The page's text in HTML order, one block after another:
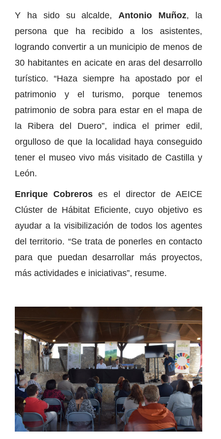
Y ha sido su alcalde, Antonio Muñoz, la
persona que ha recibido a los asistentes,
logrando convertir a un municipio de menos de
30 habitantes en acicate en aras del desarrollo
turístico. “Haza siempre ha apostado por el
patrimonio y el turismo, porque tenemos
patrimonio de sobra para estar en el mapa de
la Ribera del Duero”, indica el primer edil,
orgulloso de que la localidad haya conseguido
tener el museo vivo más visitado de Castilla y
León.
Enrique Cobreros es el director de AEICE
Clúster de Hábitat Eficiente, cuyo objetivo es
ayudar a la visibilización de todos los agentes
del territorio. “Se trata de ponerles en contacto
para que puedan desarrollar más proyectos,
más actividades e iniciativas”, resume.